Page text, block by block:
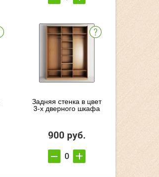
Задняя стенка в цвет
3-х дверного шкафа
900 руб.